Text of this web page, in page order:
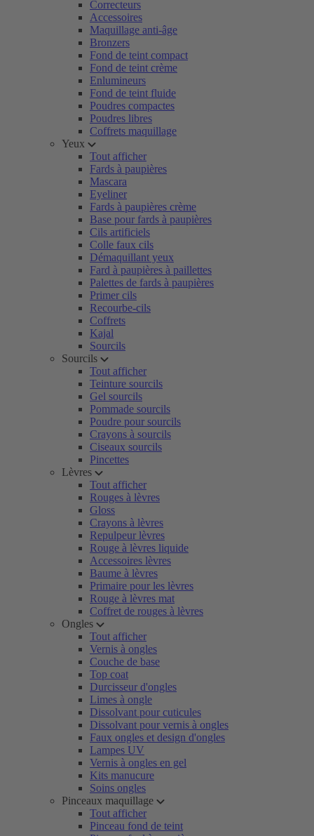
Correcteurs
Accessoires
Maquillage anti-âge
Bronzers
Fond de teint compact
Fond de teint crème
Enlumineurs
Fond de teint fluide
Poudres compactes
Poudres libres
Coffrets maquillage
Yeux
Tout afficher
Fards à paupières
Mascara
Eyeliner
Fards à paupières crème
Base pour fards à paupières
Cils artificiels
Colle faux cils
Démaquillant yeux
Fard à paupières à paillettes
Palettes de fards à paupières
Primer cils
Recourbe-cils
Coffrets
Kajal
Sourcils
Sourcils
Tout afficher
Teinture sourcils
Gel sourcils
Pommade sourcils
Poudre pour sourcils
Crayons à sourcils
Ciseaux sourcils
Pincettes
Lèvres
Tout afficher
Rouges à lèvres
Gloss
Crayons à lèvres
Repulpeur lèvres
Rouge à lèvres liquide
Accessoires lèvres
Baume à lèvres
Primaire pour les lèvres
Rouge à lèvres mat
Coffret de rouges à lèvres
Ongles
Tout afficher
Vernis à ongles
Couche de base
Top coat
Durcisseur d'ongles
Limes à ongle
Dissolvant pour cuticules
Dissolvant pour vernis à ongles
Faux ongles et design d'ongles
Lampes UV
Vernis à ongles en gel
Kits manucure
Soins ongles
Pinceaux maquillage
Tout afficher
Pinceau fond de teint